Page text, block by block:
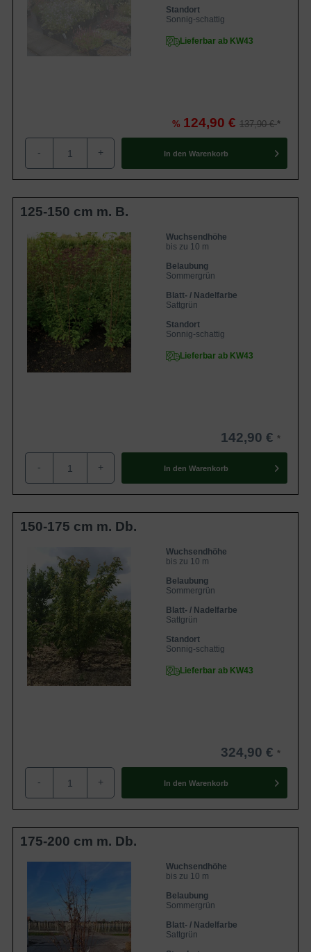
Standort
Sonnig-schattig
Lieferbar ab KW43
% 124,90 € 137,90 €
- + In den Warenkorb
125-150 cm m. B.
Wuchsendhöhe
bis zu 10 m
Belaubung
Sommergrün
Blatt- / Nadelfarbe
Sattgrün
Standort
Sonnig-schattig
Lieferbar ab KW43
142,90 €
- + In den Warenkorb
150-175 cm m. Db.
Wuchsendhöhe
bis zu 10 m
Belaubung
Sommergrün
Blatt- / Nadelfarbe
Sattgrün
Standort
Sonnig-schattig
Lieferbar ab KW43
324,90 €
- + In den Warenkorb
175-200 cm m. Db.
Wuchsendhöhe
bis zu 10 m
Belaubung
Sommergrün
Blatt- / Nadelfarbe
Sattgrün